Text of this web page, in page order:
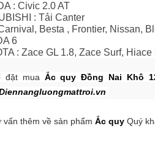
: Civic 2.0 AT
: Tải Canter
Besta , Frontier, Nissan,
6
: Zace GL 1.8, Zace Surf,
đặt mua Ắc quy Đồng Nai Khô
vấn thêm về sản phẩm Ắc quy Quý